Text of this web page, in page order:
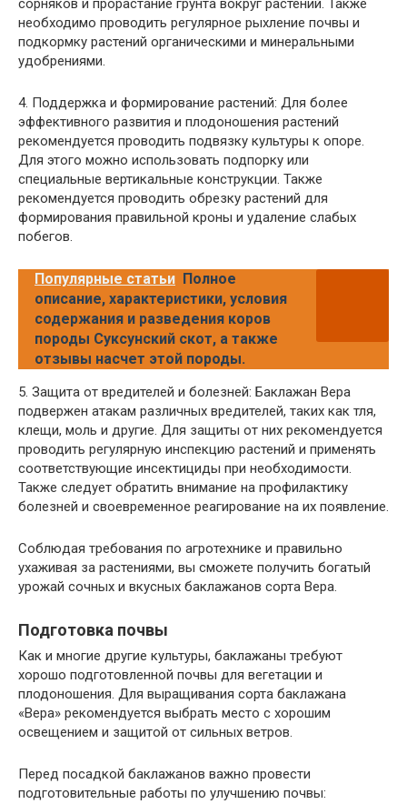
сорняков и прорастание грунта вокруг растений. Также
необходимо проводить регулярное рыхление почвы и
подкормку растений органическими и минеральными
удобрениями.
4. Поддержка и формирование растений: Для более
эффективного развития и плодоношения растений
рекомендуется проводить подвязку культуры к опоре.
Для этого можно использовать подпорку или
специальные вертикальные конструкции. Также
рекомендуется проводить обрезку растений для
формирования правильной кроны и удаление слабых
побегов.
Популярные статьи Полное
описание, характеристики, условия
содержания и разведения коров
породы Суксунский скот, а также
отзывы насчет этой породы.
5. Защита от вредителей и болезней: Баклажан Вера
подвержен атакам различных вредителей, таких как тля,
клещи, моль и другие. Для защиты от них рекомендуется
проводить регулярную инспекцию растений и применять
соответствующие инсектициды при необходимости.
Также следует обратить внимание на профилактику
болезней и своевременное реагирование на их появление.
Соблюдая требования по агротехнике и правильно
ухаживая за растениями, вы сможете получить богатый
урожай сочных и вкусных баклажанов сорта Вера.
Подготовка почвы
Как и многие другие культуры, баклажаны требуют
хорошо подготовленной почвы для вегетации и
плодоношения. Для выращивания сорта баклажана
«Вера» рекомендуется выбрать место с хорошим
освещением и защитой от сильных ветров.
Перед посадкой баклажанов важно провести
подготовительные работы по улучшению почвы: